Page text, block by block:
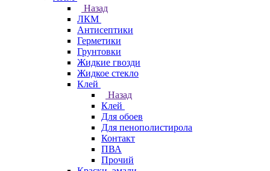
Назад
ЛКМ
Антисептики
Герметики
Грунтовки
Жидкие гвозди
Жидкое стекло
Клей
Назад
Клей
Для обоев
Для пенополистирола
Контакт
ПВА
Прочий